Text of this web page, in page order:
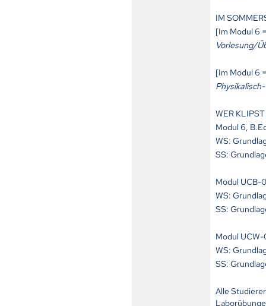
IM
[Im Modul 6
Vorlesung/
[Im Modul 6
WER
Modul 6,
WS:
SS:
Modul UCB-
WS:
SS:
Modul
WS:
SS:
Alle